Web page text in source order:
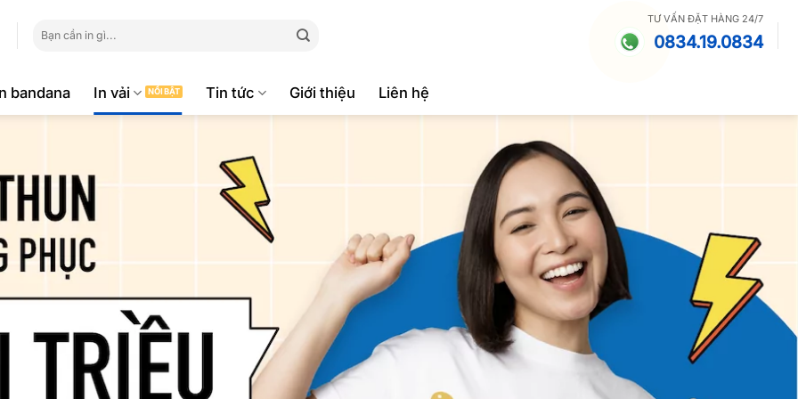
kiếm:
TƯ VẤN ĐẶT HÀNG 24/7
0834.19.0834
bandana In vải Tin tức Giới thiệu Liên hệ